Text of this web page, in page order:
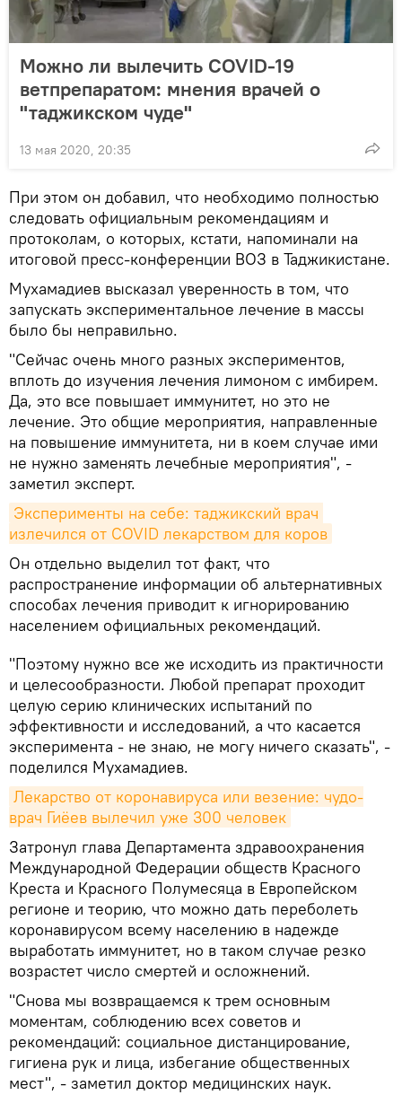
Можно ли вылечить COVID-19
ветпрепаратом: мнения врачей о
"таджикском чуде"
13 мая 2020, 20:35
При этом он добавил, что необходимо полностью
следовать официальным рекомендациям и
протоколам, о которых, кстати, напоминали на
итоговой пресс-конференции ВОЗ в Таджикистане.
Мухамадиев высказал уверенность в том, что
запускать экспериментальное лечение в массы
было бы неправильно.
"Сейчас очень много разных экспериментов,
вплоть до изучения лечения лимоном с имбирем.
Да, это все повышает иммунитет, но это не
лечение. Это общие мероприятия, направленные
на повышение иммунитета, ни в коем случае ими
не нужно заменять лечебные мероприятия", -
заметил эксперт.
Эксперименты на себе: таджикский врач
излечился от COVID лекарством для коров
Он отдельно выделил тот факт, что
распространение информации об альтернативных
способах лечения приводит к игнорированию
населением официальных рекомендаций.
"Поэтому нужно все же исходить из практичности
и целесообразности. Любой препарат проходит
целую серию клинических испытаний по
эффективности и исследований, а что касается
эксперимента - не знаю, не могу ничего сказать", -
поделился Мухамадиев.
Лекарство от коронавируса или везение: чудо-
врач Гиёев вылечил уже 300 человек
Затронул глава Департамента здравоохранения
Международной Федерации обществ Красного
Креста и Красного Полумесяца в Европейском
регионе и теорию, что можно дать переболеть
коронавирусом всему населению в надежде
выработать иммунитет, но в таком случае резко
возрастет число смертей и осложнений.
"Снова мы возвращаемся к трем основным
моментам, соблюдению всех советов и
рекомендаций: социальное дистанцирование,
гигиена рук и лица, избегание общественных
мест", - заметил доктор медицинских наук.